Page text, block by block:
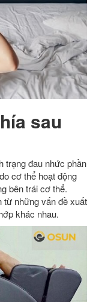
sau
trạng đau nhức phần
cơ thể hoạt động
bên trái cơ thể.
từ những vấn đề xuất
khác nhau.